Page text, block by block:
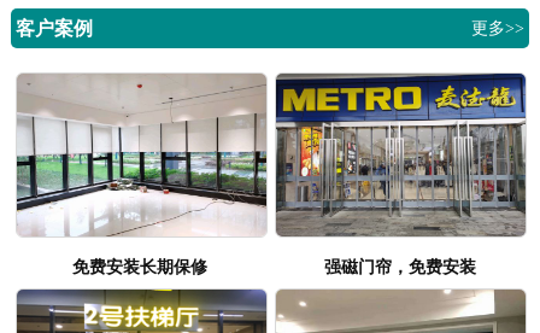
客户案例 更多>>
免费安装长期保修 强磁门帘，免费安装